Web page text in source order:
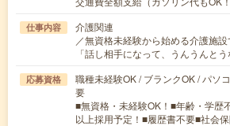
仕事内容
介護関連
／無資格未経験から始める介護施
「話し相手になって、うんうんと
応募資格
職種未経験OK / ブランクOK / パソ
要
■無資格・未経験OK！■年齢・学歴
以上採用予定！■履歴書不要■社会